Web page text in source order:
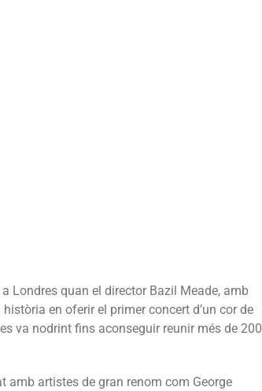
Londres quan el director Bazil Meade, amb
en oferir el primer concert d’un cor de
va nodrint fins aconseguir reunir més de 200
amb artistes de gran renom com George